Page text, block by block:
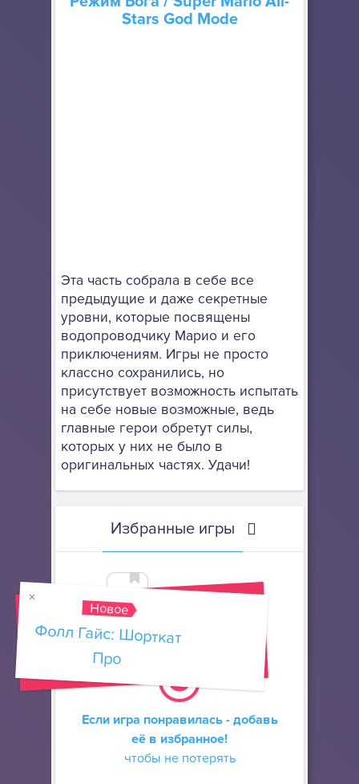
Stars God Mode
Эта часть собрала в себе все
предыдущие и даже секретные
уровни, которые посвящены
водопроводчику Марио и его
приключениям. Игры не просто
классно сохранились, но
присутствует возможность испытать
на себе новые возможные, ведь
главные герои обретут силы,
которых у них не было в
оригинальных частях. Удачи!
Избранные игры
Добавить
в избранные
Если игра понравилась - добавь
её в избранное!
чтобы не потерять
Новое
Фолл Гайс: Шорткат
Про